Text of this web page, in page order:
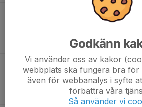
Filippa Jansson
Ivanko Ustyna
Godkänn
Vi använder oss av kakor
webbplats ska fungera bra för
även för webbanalys i syfte
förbättra våra
Så använder vi